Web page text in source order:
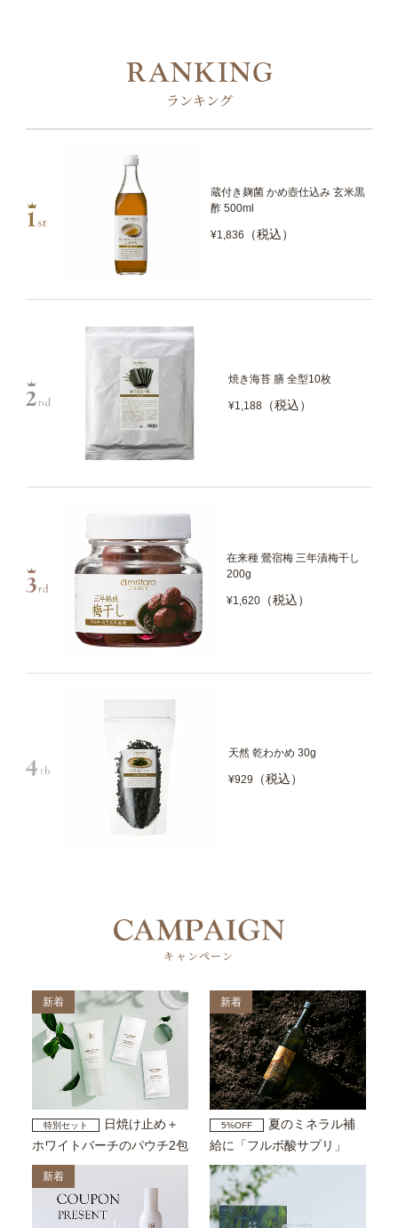
ランキング
蔵付き麹菌 かめ壺仕込み 玄米黒
酢 500ml
¥1,836 （税込）
焼き海苔 膳 全型10枚
¥1,188（税込）
在来種 鶯宿梅 三年漬梅干し
200g
¥1,620（税込）
天然 乾わかめ 30g
¥929 （税込）
キャンペーン
新着
特別セット
日焼け止め＋
ホワイトバーチのパウチ2包
新着
5%OFF
夏のミネラル補
給に「フルボ酸サプリ」
新着